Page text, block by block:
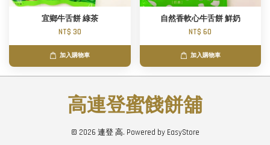
宜鄉牛舌餅 綠茶
NT$ 30
加入購物車
自然香軟心牛舌餅 鮮奶
NT$ 60
加入購物車
高連登蜜餞餅舖
© 2026 連登 高. Powered by EasyStore